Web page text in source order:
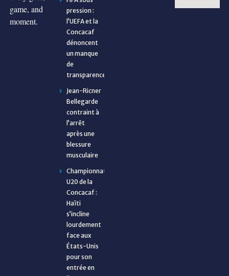
game, and
moment.
pression :
l’UEFA et la
Concacaf
dénoncent
un manque
de
transparence
Jean-Ricner
Bellegarde
contraint à
l’arrêt
après une
blessure
musculaire
Championnat
U20 de la
Concacaf :
Haïti
s’incline
lourdement
face aux
États-Unis
pour son
entrée en